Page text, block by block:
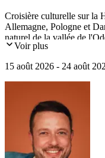
Croisière culturelle sur la
Allemagne, Pologne et
naturel de la vallée de
Visite de Berlin,
Voir plus
15 août 2026 - 24 août